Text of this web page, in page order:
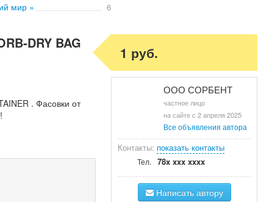
мир » 6
DRY BAG
. Фасовки от
1 руб.
ООО СОРБЕНТ
частное лицо
на сайте с 2 апреля 2025
Все объявления автора
Контакты: показать контакты
Тел. 78x xxx xxxx
Написать автору